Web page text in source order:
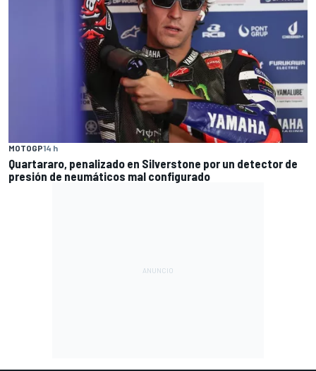
MOTOGP14 h
Quartararo, penalizado en Silverstone por un detector de
presión de neumáticos mal configurado